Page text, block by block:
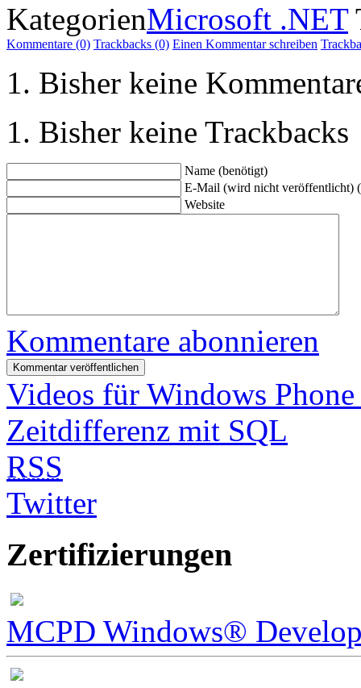
KategorienMicrosoft .NET
Kommentare (0) Trackbacks (0) Einen Kommentar schreiben
Bisher keine
Bisher keine Trackbacks
Name (benötigt)
E-Mail (wird nicht veröffentlicht)
Website
Kommentare abonnieren
Videos für Windows
Zeitdifferenz mit SQL
RSS
Twitter
Zertifizierungen
MCPD Windows®